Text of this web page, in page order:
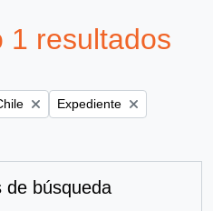
1 resultados
Remove filter:
Expediente
de búsqueda